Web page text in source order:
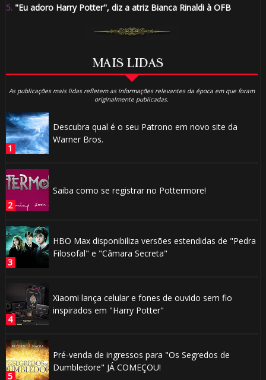
5."Eu adoro Harry Potter", diz a atriz Bianca Rinaldi à OFB
MAIS LIDAS
As publicações mais lidas refletem as informações relevantes da época em que foram
originalmente publicadas.
Descubra qual é o seu Patrono em novo site da
Warner Bros.
Saiba como se registrar no Pottermore!
HBO Max disponibiliza versões estendidas de "Pedra
Filosofal" e "Câmara Secreta"
Xiaomi lança celular e fones de ouvido sem fio
inspirados em "Harry Potter"
Pré-venda de ingressos para "Os Segredos de
Dumbledore" JÁ COMEÇOU!